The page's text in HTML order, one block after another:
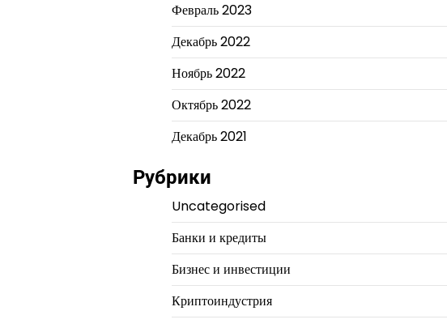
Февраль 2023
Декабрь 2022
Ноябрь 2022
Октябрь 2022
Декабрь 2021
Рубрики
Uncategorised
Банки и кредиты
Бизнес и инвестиции
Криптоиндустрия